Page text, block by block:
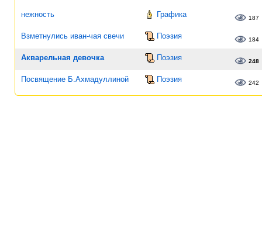
нежность Графика 187
Взметнулись иван-чая свечи Поэзия 184
Акварельная девочка Поэзия 248
Посвящение Б.Ахмадуллиной Поэзия 242